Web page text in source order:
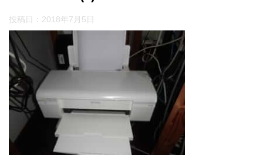
投稿日： 2018年7月5日